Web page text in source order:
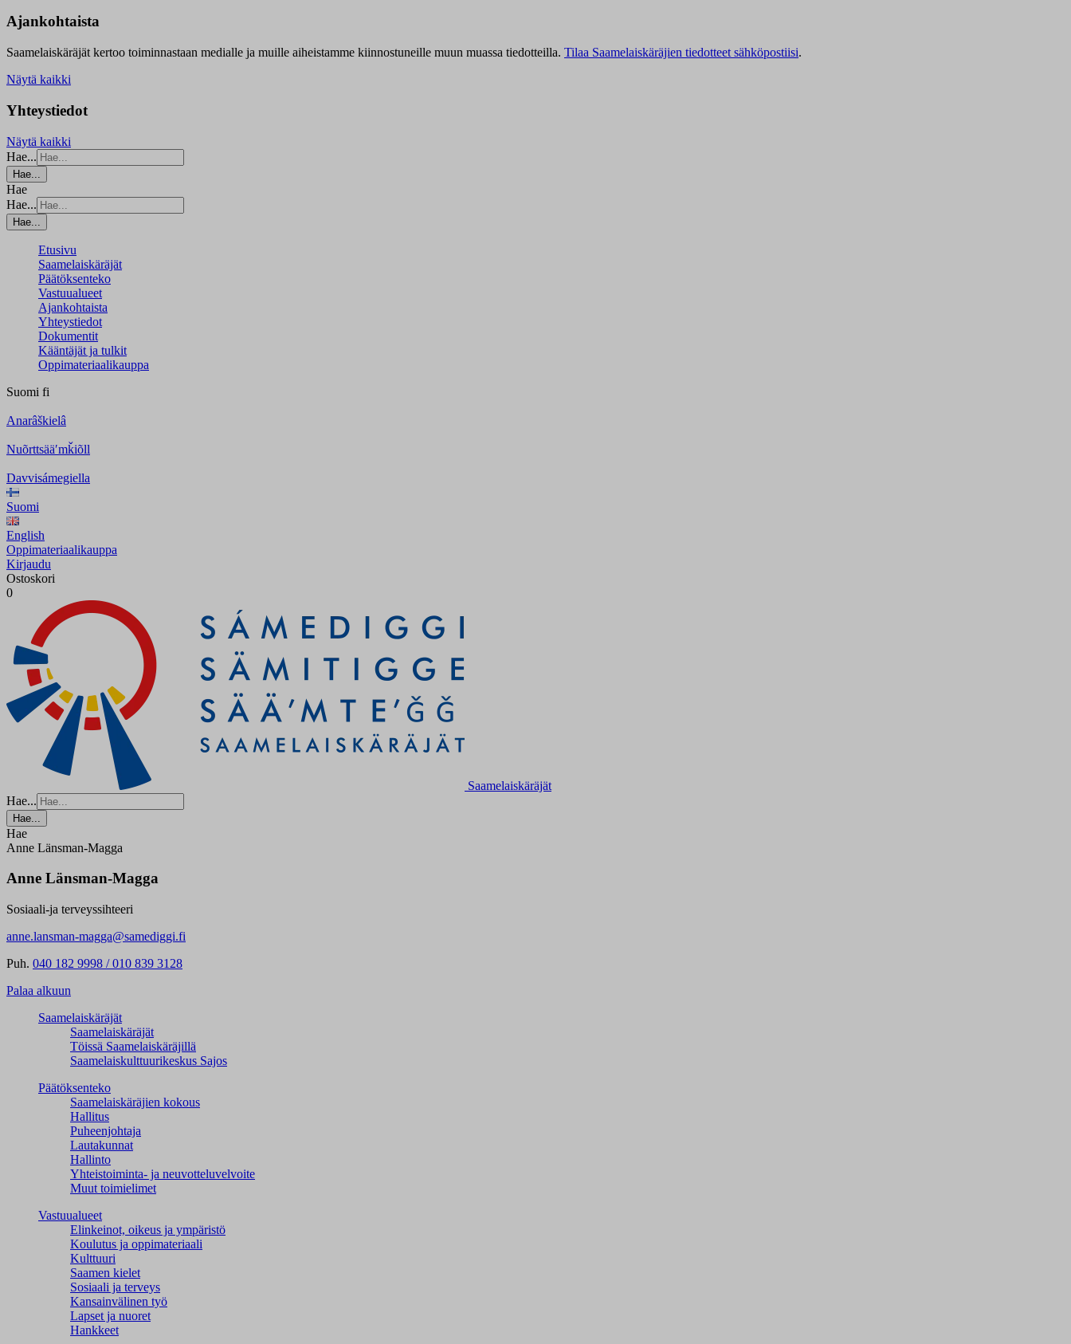
Ajankohtaista
Saamelaiskäräjät kertoo toiminnastaan medialle ja muille aiheistamme kiinnostuneille muun muassa tiedotteilla. Tilaa Saamelaiskäräjien tiedotteet sähköpostiisi.
Näytä kaikki
Yhteystiedot
Näytä kaikki
Hae...
Hae...
Hae
Hae...
Hae...
Etusivu
Saamelaiskäräjät
Päätöksenteko
Vastuualueet
Ajankohtaista
Yhteystiedot
Dokumentit
Kääntäjät ja tulkit
Oppimateriaalikauppa
Suomi fi
Anarâškielâ
Nuõrttsääʹmǩiõll
Davvisámegiella
Suomi
English
Oppimateriaalikauppa
Kirjaudu
Ostoskori
0
Saamelaiskäräjät
Hae...
Hae...
Hae
Anne Länsman-Magga
Anne Länsman-Magga
Sosiaali-ja terveyssihteeri
anne.lansman-magga@samediggi.fi
Puh. 040 182 9998 / 010 839 3128
Palaa alkuun
Saamelaiskäräjät
Saamelaiskäräjät
Töissä Saamelaiskäräjillä
Saamelaiskulttuuri­keskus Sajos
Päätöksenteko
Saamelaiskäräjien kokous
Hallitus
Puheenjohtaja
Lautakunnat
Hallinto
Yhteistoiminta- ja neuvotteluvelvoite
Muut toimielimet
Vastuualueet
Elinkeinot, oikeus ja ympäristö
Koulutus ja oppimateriaali
Kulttuuri
Saamen kielet
Sosiaali ja terveys
Kansainvälinen työ
Lapset ja nuoret
Hankkeet